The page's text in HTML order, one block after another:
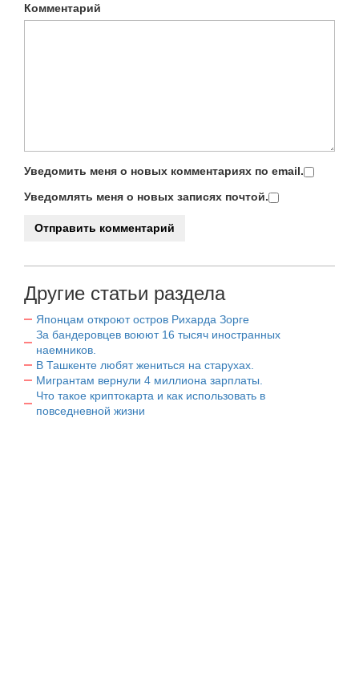
Комментарий
Уведомить меня о новых комментариях по email.
Уведомлять меня о новых записях почтой.
Другие статьи раздела
Японцам откроют остров Рихарда Зорге
За бандеровцев воюют 16 тысяч иностранных
наемников.
В Ташкенте любят жениться на старухах.
Мигрантам вернули 4 миллиона зарплаты.
Что такое криптокарта и как использовать в
повседневной жизни